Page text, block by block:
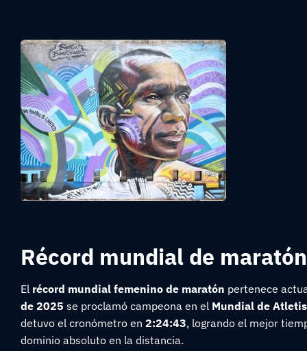
Récord mundial de
El récord mundial femenino de maratón pertenece
de 2025 se proclamó campeona en el Mundial de
detuvo el cronómetro en 2:24:43, logrando el mejor
dominio absoluto en la distancia.